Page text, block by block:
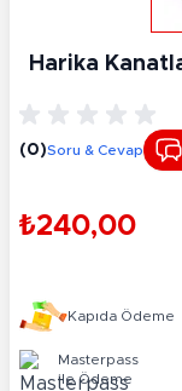
Harika
(0)Soru & Cevap
₺240,00
Kapıda Ödeme
Masterpass
ile Ödeme